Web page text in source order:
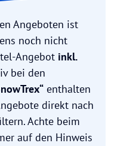
Angeboten ist
noch nicht
Angebot inkl.
bei den
enthalten
direkt nach
Achte beim
auf den Hinweis